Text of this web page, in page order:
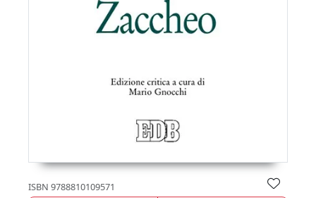
ISBN 9788810109571